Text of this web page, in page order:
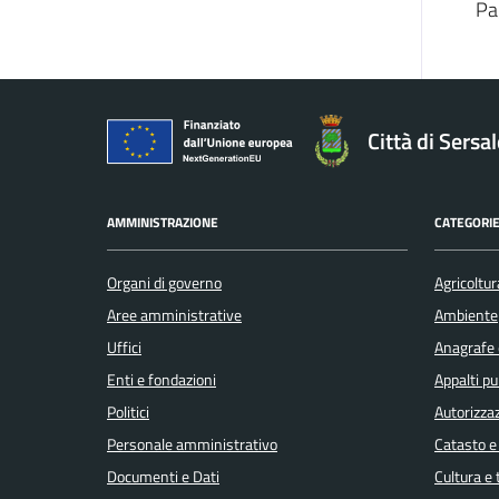
Città di
AMMINISTRAZIONE
Organi di governo
Aree amministrative
Uffici
Enti e fondazioni
Politici
Personale amministrativo
Documenti e Dati
Ambiente
Appalti
Catasto
Cultura e